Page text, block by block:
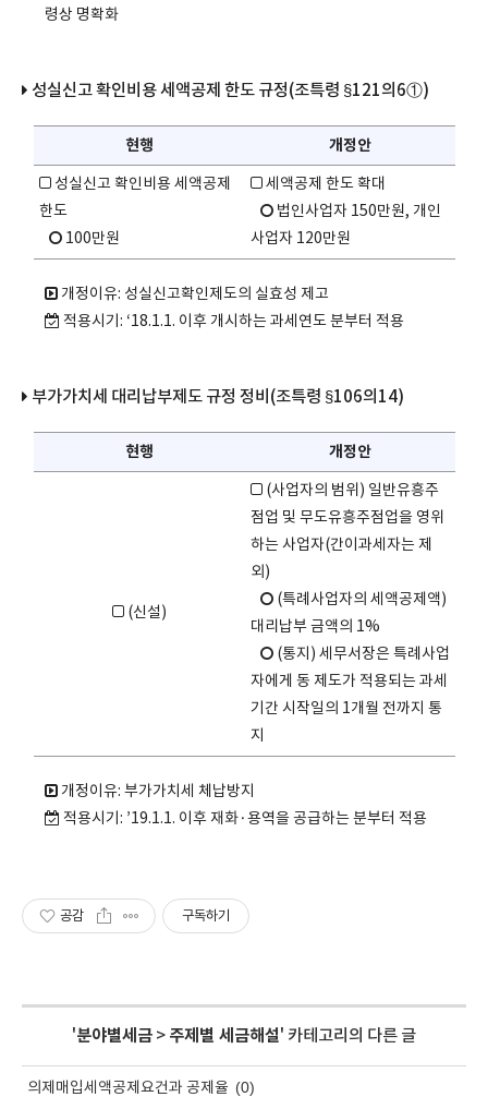
령상 명확화
성실신고 확인비용 세액공제 한도 규정(조특령 §121의6①)
현행 개정안
성실신고 확인비용 세액공제
한도
100만원
세액공제 한도 확대
법인사업자 150만원, 개인
사업자 120만원
개정이유: 성실신고확인제도의 실효성 제고
적용시기: ‘18.1.1. 이후 개시하는 과세연도 분부터 적용
부가가치세 대리납부제도 규정 정비(조특령 §106의14)
현행 개정안
(신설)
(사업자의 범위) 일반유흥주
점업 및 무도유흥주점업을 영위
하는 사업자(간이과세자는 제
외)
(특례사업자의 세액공제액)
대리납부 금액의 1%
(통지) 세무서장은 특례사업
자에게 동 제도가 적용되는 과세
기간 시작일의 1개월 전까지 통
지
개정이유: 부가가치세 체납방지
적용시기: ’19.1.1. 이후 재화·용역을 공급하는 분부터 적용
공감 구독하기
'분야별세금 > 주제별 세금해설' 카테고리의 다른 글
의제매입세액공제요건과 공제율 (0)